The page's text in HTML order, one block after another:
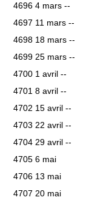
4696 4 mars --
4697 11 mars --
4698 18 mars --
4699 25 mars --
4700 1 avril --
4701 8 avril --
4702 15 avril --
4703 22 avril --
4704 29 avril --
4705 6 mai
4706 13 mai
4707 20 mai